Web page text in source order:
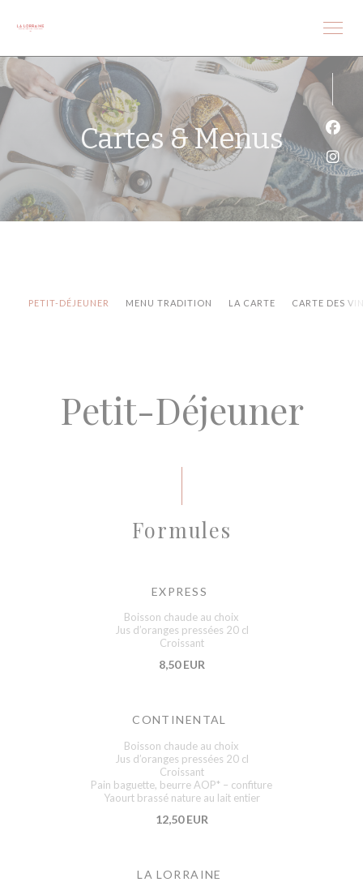
Cartes & Menus
PETIT-DÉJEUNER MENU TRADITION LA CARTE CARTE DES
Petit-Déjeuner
Formules
EXPRESS
Boisson chaude au choix
Jus d’oranges pressées 20 cl
Croissant
8,50 EUR
CONTINENTAL
Boisson chaude au choix
Jus d’oranges pressées 20 cl
Croissant
Pain baguette, beurre AOP* – confiture
Yaourt brassé nature au lait entier
12,50 EUR
LA LORRAINE